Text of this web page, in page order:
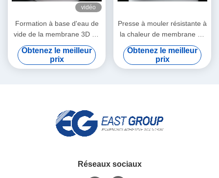
vidéo
Formation à base d'eau de
vide de la membrane 3D de
PVC de PUD Polyurethane
Dispersion de colle en bois
Obtenez le meilleur
prix
Presse à mouler résistante à
la chaleur de membrane de
PUD Polyurethane
Dispersion For Vacuum
Obtenez le meilleur
prix
Réseaux sociaux